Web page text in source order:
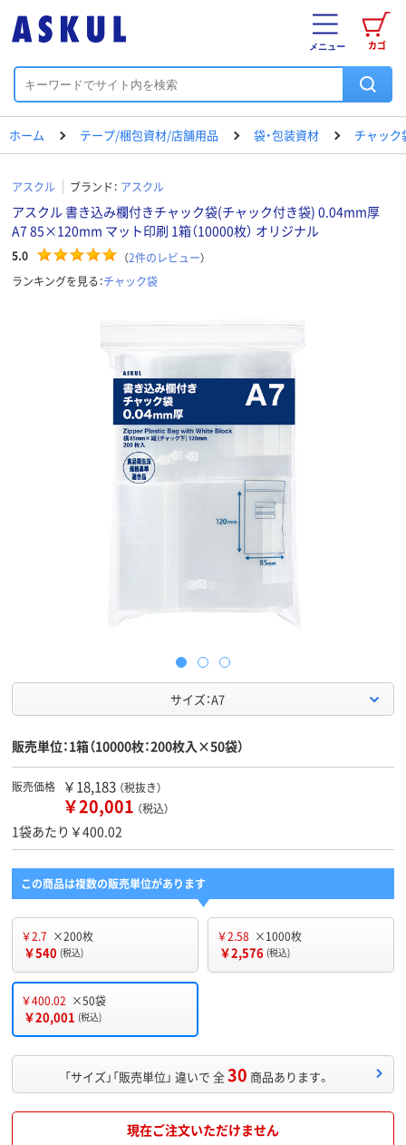
カゴ
メニュー
ホーム テープ/梱包資材/店舗用品 袋・包装資材 チャック
アスクル ブランド： アスクル
アスクル 書き込み欄付きチャック袋(チャック付き袋) 0.04mm厚
A7 85×120mm マット印刷 1箱（10000枚） オリジナル
5.0 （2件のレビュー）
ランキングを見る：チャック袋
サイズ：A7
販売単位：1箱（10000枚：200枚入×50袋）
販売価格 ￥18,183 （税抜き）
￥20,001 （税込）
1袋あたり￥400.02
この商品は複数の販売単位があります
￥2.7 ×200枚
￥540 (税込)
￥2.58 ×1000枚
￥2,576 (税込)
￥400.02 ×50袋
￥20,001 (税込)
「サイズ」「販売単位」 違いで 全30 商品あります。
現在ご注文いただけません